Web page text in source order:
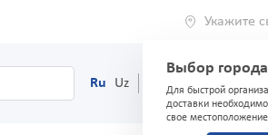
Укажите
Выбор города
Для быстрой
доставки
свое местоположение
Ru Uz (71) 200-03-03